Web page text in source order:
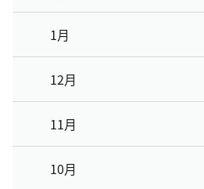
1月
12月
11月
10月